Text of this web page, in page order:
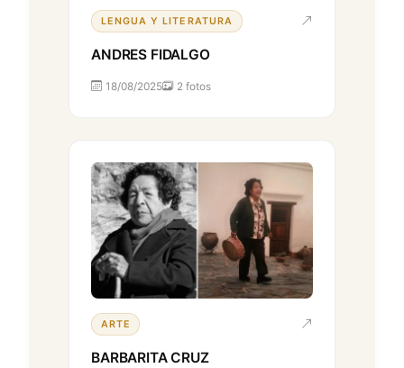
LENGUA Y LITERATURA
ANDRES FIDALGO
18/08/2025 2 fotos
ARTE
BARBARITA CRUZ